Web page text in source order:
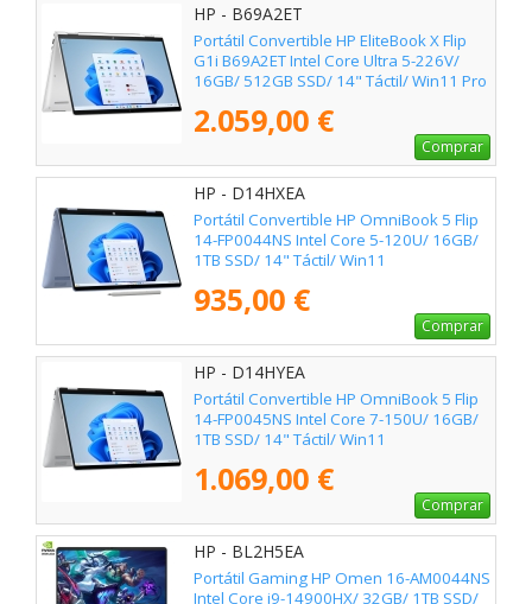
HP - B69A2ET
Portátil Convertible HP EliteBook X Flip
G1i B69A2ET Intel Core Ultra 5-226V/
16GB/ 512GB SSD/ 14" Táctil/ Win11 Pro
2.059,00 €
Comprar
HP - D14HXEA
Portátil Convertible HP OmniBook 5 Flip
14-FP0044NS Intel Core 5-120U/ 16GB/
1TB SSD/ 14" Táctil/ Win11
935,00 €
Comprar
HP - D14HYEA
Portátil Convertible HP OmniBook 5 Flip
14-FP0045NS Intel Core 7-150U/ 16GB/
1TB SSD/ 14" Táctil/ Win11
1.069,00 €
Comprar
HP - BL2H5EA
Portátil Gaming HP Omen 16-AM0044NS
Intel Core i9-14900HX/ 32GB/ 1TB SSD/